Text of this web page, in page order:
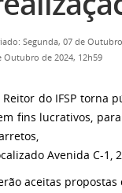
Segunda, 07 de
Outubro de 2024, 12h59
Reitor do IFSP torna
fins lucrativos,
Avenida C-1,
aceitas